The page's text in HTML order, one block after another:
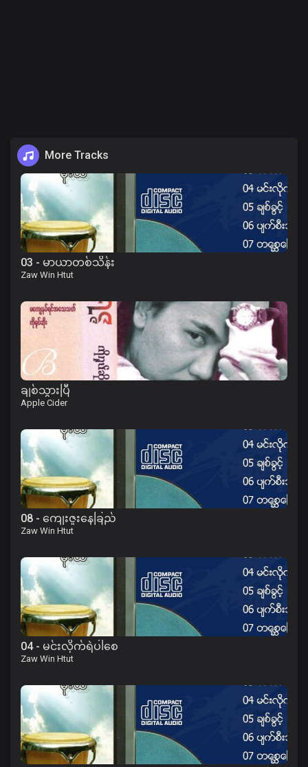
More Tracks
03 - မာယာတစ်သိန်း
Zaw Win Htut
ချစ်သွားပြီ
Apple Cider
08 - ကျေးဇူးနေခြည်
Zaw Win Htut
04 - မင်းလိုက်ရဲပါစေ
Zaw Win Htut